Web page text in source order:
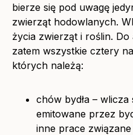
bierze się pod uwagę
zwierząt hodowlanych.
życia zwierząt i roślin.
zatem wszystkie cztery
których należą:
chów bydła –
emitowane przez
inne prace